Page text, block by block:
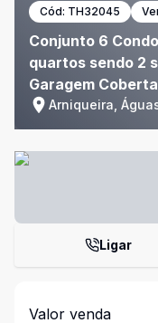
Cód: TH32045
Conjunto 6
quartos sendo 2
Garagem
Arniqueira,
Ligar
Valor venda